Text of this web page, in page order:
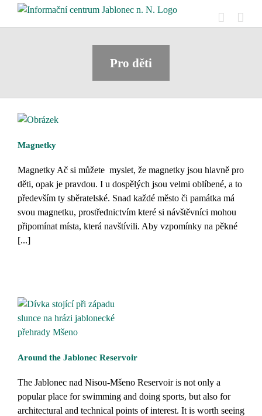
Pro děti
Magnetky
Magnetky Ač si můžete myslet, že magnetky jsou hlavně pro
děti, opak je pravdou. I u dospělých jsou velmi oblíbené, a to
především ty sběratelské. Snad každé město či památka má
svou magnetku, prostřednictvím které si návštěvníci mohou
připomínat místa, která navštívili. Aby vzpomínky na pěkné
[...]
Around the Jablonec Reservoir
The Jablonec nad Nisou-Mšeno Reservoir is not only a
popular place for swimming and doing sports, but also for
architectural and technical points of interest. It is worth seeing